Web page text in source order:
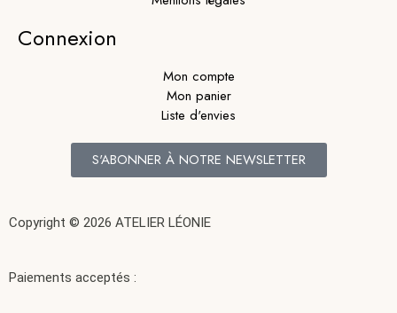
Connexion
Mon compte
Mon panier
Liste d'envies
S'ABONNER À NOTRE NEWSLETTER
Copyright © 2026 ATELIER LÉONIE
Paiements acceptés :